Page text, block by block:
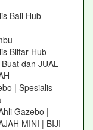
Bali Hub
Blitar Hub
dan JUAL
| Spesialis
Gazebo |
MINI | BIJI